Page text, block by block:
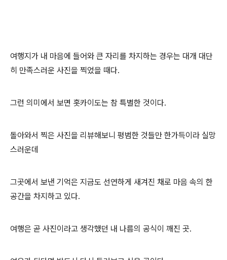
여행지가 내 마음에 들어와 큰 자리를 차지하는 경우는 대개 대단
히 만족스러운 사진을 찍었을 때다.
그런 의미에서 보면 홋카이도는 참 특별한 것이다.
돌아와서 찍은 사진을 리뷰해보니 평범한 것들만 한가득이라 실망
스러운데
그곳에서 보낸 기억은 지금도 선연하게 새겨진 채로 마음 속의 한
공간을 차지하고 있다.
여행은 곧 사진이라고 생각했던 내 나름의 공식이 깨진 곳.